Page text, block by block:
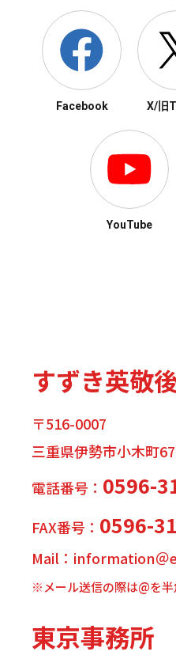
Facebook X/旧
YouTube
すずき英敬
〒516-0007
三重県伊勢市小木町
電話番号： 0596-
FAX番号： 0596-
Mail：information＠
※メール送信の際は@を
東京事務所